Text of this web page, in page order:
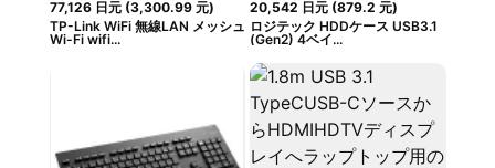
77,126 日元(3,300.99 元)
TP-Link WiFi 無線LAN メッシュ
Wi-Fi wifi...
20,542 日元 (879.2 元)
ロジテック HDDケース USB3.1
(Gen2) 4ベイ...